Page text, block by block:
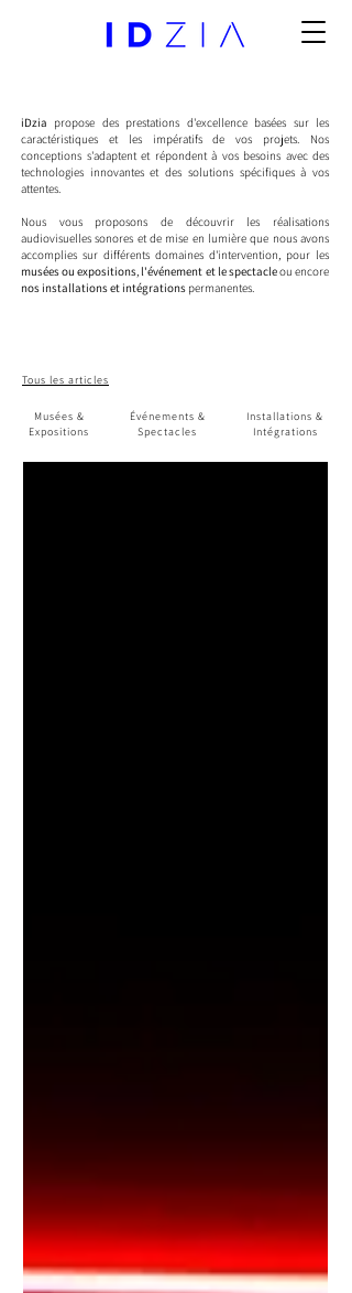
iDzia propose des prestations d'excellence basées sur les
caractéristiques et les impératifs de vos projets. Nos
conceptions s'adaptent et répondent à vos besoins avec des
technologies innovantes et des solutions spécifiques à vos
attentes.
Nous vous proposons de découvrir les réalisations
audiovisuelles sonores et de mise en lumière que nous avons
accomplies sur différents domaines d'intervention, pour les
musées ou expositions, l'événement et le spectacleou encore
nos installations et intégrations permanentes.
Tous les articles
Musées &
Expositions
Événements &
Spectacles
Installations &
Intégrations